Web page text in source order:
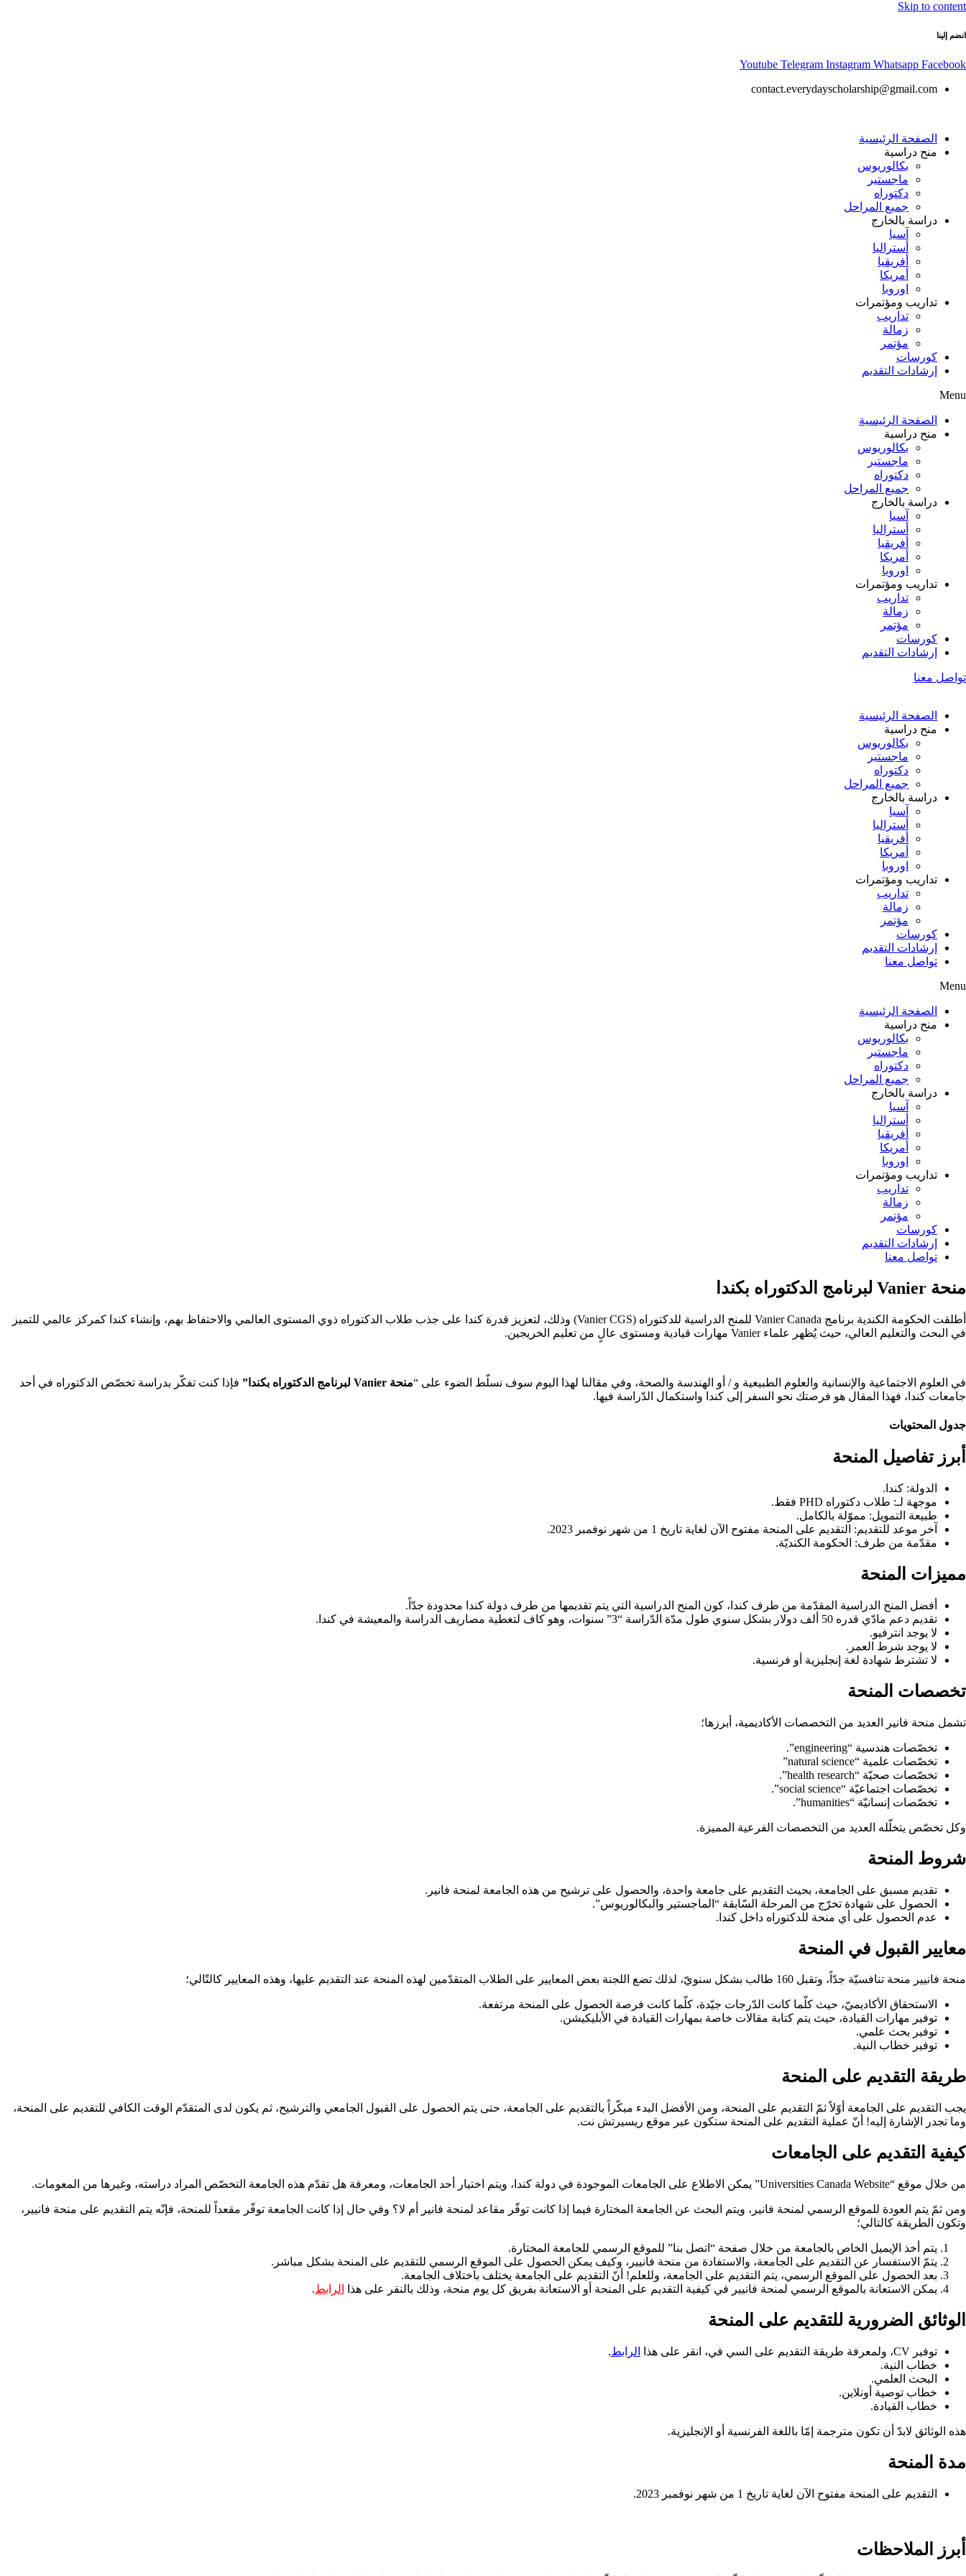
Skip to content
انضم إلينا
Youtube Telegram Instagram Whatsapp Facebook
contact.everydayscholarship@gmail.com
الصفحة الرئيسية
منح دراسية
بكالوريوس
ماجستير
دكتوراه
جميع المراحل
دراسة بالخارج
آسيا
أستراليا
أفريقيا
أمريكا
اوروبا
تداريب ومؤتمرات
تداريب
زمالة
مؤتمر
كورسات
إرشادات التقديم
Menu
الصفحة الرئيسية
منح دراسية
بكالوريوس
ماجستير
دكتوراه
جميع المراحل
دراسة بالخارج
آسيا
أستراليا
أفريقيا
أمريكا
اوروبا
تداريب ومؤتمرات
تداريب
زمالة
مؤتمر
كورسات
إرشادات التقديم
تواصل معنا
الصفحة الرئيسية
منح دراسية
بكالوريوس
ماجستير
دكتوراه
جميع المراحل
دراسة بالخارج
آسيا
أستراليا
أفريقيا
أمريكا
اوروبا
تداريب ومؤتمرات
تداريب
زمالة
مؤتمر
كورسات
إرشادات التقديم
تواصل معنا
Menu
الصفحة الرئيسية
منح دراسية
بكالوريوس
ماجستير
دكتوراه
جميع المراحل
دراسة بالخارج
آسيا
أستراليا
أفريقيا
أمريكا
اوروبا
تداريب ومؤتمرات
تداريب
زمالة
مؤتمر
كورسات
إرشادات التقديم
تواصل معنا
منحة Vanier لبرنامج الدكتوراه بكندا
أطلقت الحكومة الكندية برنامج Vanier Canada للمنح الدراسية للدكتوراه (Vanier CGS) وذلك، لتعزيز قدرة كندا على جذب طلاب الدكتوراه ذوي المستوى العالمي والاحتفاظ بهم، وإنشاء كندا كمركز عالمي للتميز
في البحث والتعليم العالي، حيث يُظهر علماء Vanier مهارات قيادية ومستوى عالٍ من تعليم الخريجين.
في العلوم الاجتماعية والإنسانية والعلوم الطبيعية و / أو الهندسة والصحة، وفي مقالنا لهذا اليوم سوف نسلّط الضوء على “منحة Vanier لبرنامج الدكتوراه بكندا”
فإذا كنت تفكّر بدراسة تخصّص الدكتوراه في أحد
جامعات كندا، فهذا المقال هو فرصتك نحو السفر إلى كندا واستكمال الدّراسة فيها.
جدول المحتويات
أبرز تفاصيل المنحة
الدولة: كندا.
موجهة لـ: طلاب دكتوراه PHD فقط.
طبيعة التمويل: مموّلة بالكامل.
آخر موعد للتقديم: التقديم على المنحة مفتوح الآن لغاية تاريخ 1 من شهر نوفمبر 2023.
مقدّمة من طرف: الحكومة الكنديّة.
مميزات المنحة
أفضل المنح الدراسية المقدّمة من طرف كندا، كون المنح الدراسية التي يتم تقديمها من طرف دولة كندا محدودة جدّاً.
تقديم دعم مادّي قدره 50 ألف دولار بشكل سنوي طول مدّة الدّراسة “3” سنوات، وهو كاف لتغطية مصاريف الدراسة والمعيشة في كندا.
لا يوجد انترفيو.
لا يوجد شرط العمر.
لا تشترط شهادة لغة إنجليزية أو فرنسية.
تخصصات المنحة
تشمل منحة فانير العديد من التخصصات الأكاديمية، أبرزها؛
تخصّصات هندسية “engineering”.
تخصّصات علمية “natural science”
تخصّصات صحيّة “health research”.
تخصّصات اجتماعيّة “social science”.
تخصّصات إنسانيّة “humanities”.
وكل تخصّص يتخلّله العديد من التخصصات الفرعية المميزة.
شروط المنحة
تقديم مسبق على الجامعة، بحيث التقديم على جامعة واحدة، والحصول على ترشيح من هذه الجامعة لمنحة فانير.
الحصول على شهادة تخرّج من المرحلة السّابقة “الماجستير والبكالوريوس”.
عدم الحصول على أي منحة للدكتوراه داخل كندا.
معايير القبول في المنحة
منحة فانيير منحة تنافسيّة جدّاً، وتقبل 160 طالب بشكل سنويّ، لذلك تضع اللجنة بعض المعايير على الطلاب المتقدّمين لهذه المنحة عند التقديم عليها، وهذه المعايير كالتّالي؛
الاستحقاق الأكاديميّ، حيث كلّما كانت الدّرجات جيّدة، كلّما كانت فرصة الحصول على المنحة مرتفعة.
توفير مهارات القيادة، حيث يتم كتابة مقالات خاصة بمهارات القيادة في الأبليكيشن.
توفير بحث علمي.
توفير خطاب النية.
طريقة التقديم على المنحة
يجب التقديم على الجامعة أوّلاً ثمّ التقديم على المنحة، ومن الأفضل البدء مبكّراً بالتقديم على الجامعة، حتى يتم الحصول على القبول الجامعي والترشيح، ثم يكون لدى المتقدّم الوقت الكافي للتقديم على المنحة،
وما تجدر الإشارة إليه! أنّ عملية التقديم على المنحة ستكون عبر موقع ريسيرتش نت.
كيفية التقديم على الجامعات
من خلال موقع “Universities Canada Website” يمكن الاطلاع على الجامعات الموجودة في دولة كندا، ويتم اختيار أحد الجامعات، ومعرفة هل تقدّم هذه الجامعة التخصّص المراد دراسته، وغيرها من المعومات.
ومن ثمّ يتم العودة للموقع الرسمي لمنحة فانير، ويتم البحث عن الجامعة المختارة فيما إذا كانت توفّر مقاعد لمنحة فانير أم لا؟ وفي حال إذا كانت الجامعة توفّر مقعداً للمنحة، فإنّه يتم التقديم على منحة فانيير،
وتكون الطريقة كالتالي؛
يتم أخذ الإيميل الخاص بالجامعة من خلال صفحة “اتصل بنا” للموقع الرسمي للجامعة المختارة.
يتمّ الاستفسار عن التقديم على الجامعة، والاستفادة من منحة فانيير، وكيف يمكن الحصول على الموقع الرسمي للتقديم على المنحة بشكل مباشر.
بعد الحصول على الموقع الرسمي، يتم التقديم على الجامعة، وللعلم! أنّ التقديم على الجامعة يختلف باختلاف الجامعة.
يمكن الاستعانة بالموقع الرسمي لمنحة فانيير في كيفية التقديم على المنحة أو الاستعانة بفريق كل يوم منحة، وذلك بالنقر على هذا
الرابط.
الوثائق الضرورية للتقديم على المنحة
توفير CV، ولمعرفة طريقة التقديم على السي في، انقر على هذا الرابط.
خطاب النية.
البحث العلمي.
خطاب توصية أونلاين.
خطاب القيادة.
هذه الوثائق لابدّ أن تكون مترجمة إمّا باللغة الفرنسية أو الإنجليزية.
مدة المنحة
التقديم على المنحة مفتوح الآن لغاية تاريخ 1 من شهر نوفمبر 2023.
أبرز الملاحظات